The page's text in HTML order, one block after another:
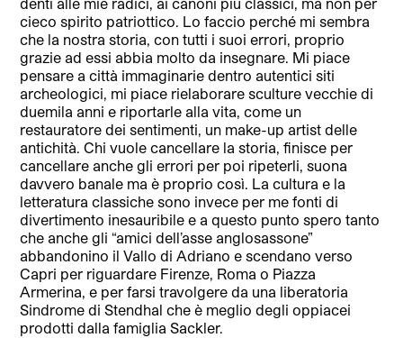
cieco spirito patriottico. Lo faccio perché mi sembra
che la nostra storia, con tutti i suoi errori, proprio
grazie ad essi abbia molto da insegnare. Mi piace
pensare a città immaginarie dentro autentici siti
archeologici, mi piace rielaborare sculture vecchie di
duemila anni e riportarle alla vita, come un
restauratore dei sentimenti, un make-up artist delle
antichità. Chi vuole cancellare la storia, finisce per
cancellare anche gli errori per poi ripeterli, suona
davvero banale ma è proprio così. La cultura e la
letteratura classiche sono invece per me fonti di
divertimento inesauribile e a questo punto spero tanto
che anche gli “amici dell’asse anglosassone”
abbandonino il Vallo di Adriano e scendano verso
Capri per riguardare Firenze, Roma o Piazza
Armerina, e per farsi travolgere da una liberatoria
Sindrome di Stendhal che è meglio degli oppiacei
prodotti dalla famiglia Sackler.